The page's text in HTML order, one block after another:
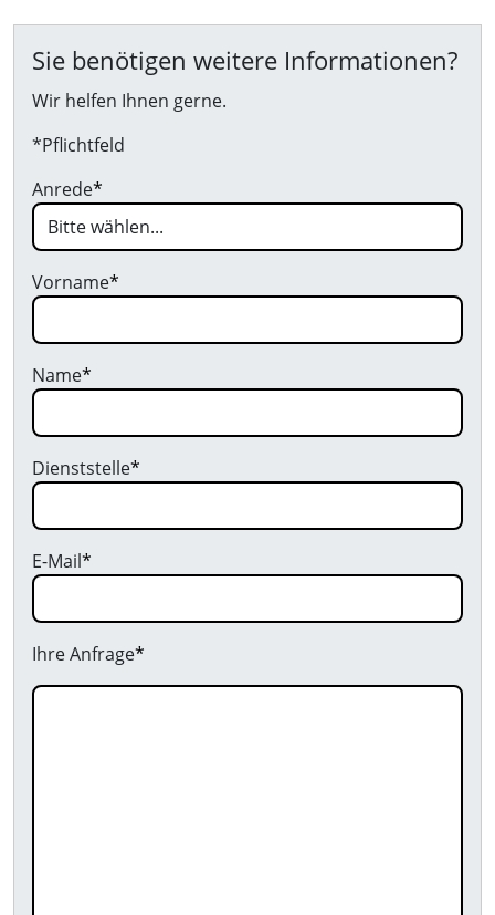
Sie benötigen weitere Informationen?
Wir helfen Ihnen gerne.
*Pflichtfeld
Anrede*
Vorname*
Name*
Dienststelle*
E-Mail*
Ihre Anfrage*